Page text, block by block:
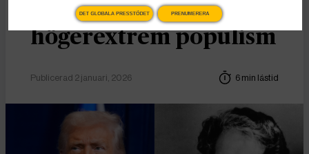
lära oss om
högerextrem populism
Publicerad 2 januari, 2026 6 min lästid
DET GLOBALA PRESSTÖDET PRENUMERERA